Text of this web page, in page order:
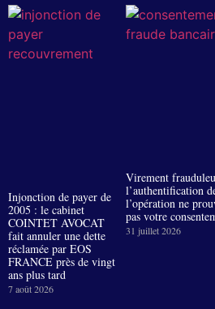
Injonction de payer de
2005 : le cabinet
COINTET AVOCAT
fait annuler une dette
réclamée par EOS
FRANCE près de vingt
ans plus tard
7 août 2026
Virement
l’authentification
l’opération ne
pas votre
31 juillet 2026